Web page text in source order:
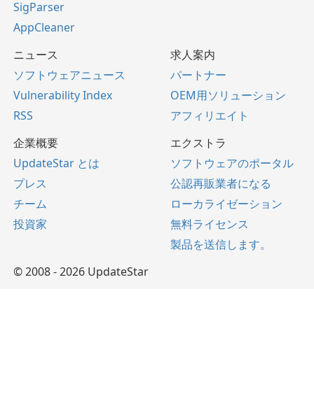
SigParser
AppCleaner
ニュース
ソフトウェアニュース
Vulnerability Index
RSS
求人案内
パートナー
OEM用ソリューション
アフィリエイト
企業概要
UpdateStar とは
プレス
チーム
投資家
エクストラ
ソフトウェアのポータル
公認再販業者になる
ローカライゼーション
無料ライセンス
製品を送信します。
© 2008 - 2026 UpdateStar